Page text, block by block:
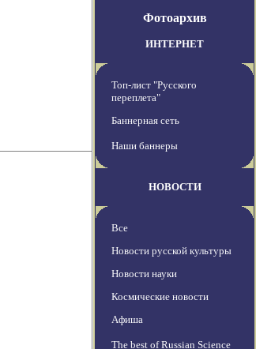
Фотоархив
ИНТЕРНЕТ
Топ-лист "Русского
переплета"
Баннерная сеть
Наши баннеры
НОВОСТИ
Все
Новости русской культуры
Новости науки
Космические новости
Афиша
The best of Russian Science